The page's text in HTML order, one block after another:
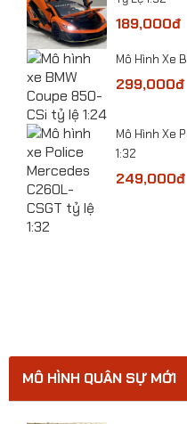
​Mô hình xe bọc thép
Công
189,000đ
Mô Hình Xe
299,000đ
​Mô Hình Xe
1:32
249,000đ
MÔ HÌNH QUÂN SỰ MỚI